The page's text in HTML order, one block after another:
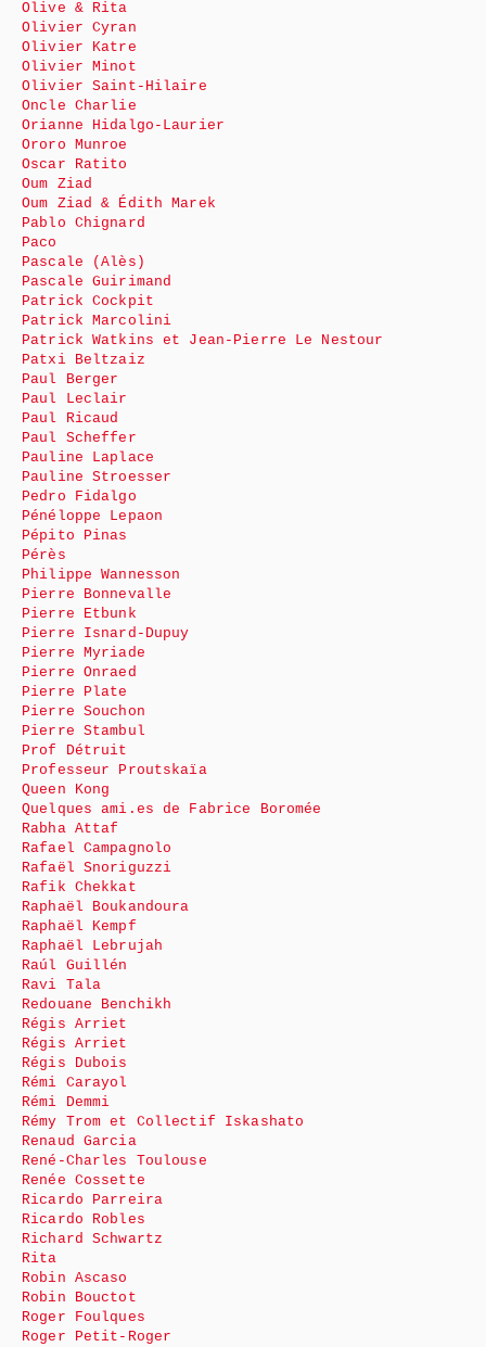
Olive & Rita
Olivier Cyran
Olivier Katre
Olivier Minot
Olivier Saint-Hilaire
Oncle Charlie
Orianne Hidalgo-Laurier
Ororo Munroe
Oscar Ratito
Oum Ziad
Oum Ziad & Édith Marek
Pablo Chignard
Paco
Pascale (Alès)
Pascale Guirimand
Patrick Cockpit
Patrick Marcolini
Patrick Watkins et Jean-Pierre Le Nestour
Patxi Beltzaiz
Paul Berger
Paul Leclair
Paul Ricaud
Paul Scheffer
Pauline Laplace
Pauline Stroesser
Pedro Fidalgo
Pénéloppe Lepaon
Pépito Pinas
Pérès
Philippe Wannesson
Pierre Bonnevalle
Pierre Etbunk
Pierre Isnard-Dupuy
Pierre Myriade
Pierre Onraed
Pierre Plate
Pierre Souchon
Pierre Stambul
Prof Détruit
Professeur Proutskaïa
Queen Kong
Quelques ami.es de Fabrice Boromée
Rabha Attaf
Rafael Campagnolo
Rafaël Snoriguzzi
Rafik Chekkat
Raphaël Boukandoura
Raphaël Kempf
Raphaël Lebrujah
Raúl Guillén
Ravi Tala
Redouane Benchikh
Régis Arriet
Régis Arriet
Régis Dubois
Rémi Carayol
Rémi Demmi
Rémy Trom et Collectif Iskashato
Renaud Garcia
René-Charles Toulouse
Renée Cossette
Ricardo Parreira
Ricardo Robles
Richard Schwartz
Rita
Robin Ascaso
Robin Bouctot
Roger Foulques
Roger Petit-Roger